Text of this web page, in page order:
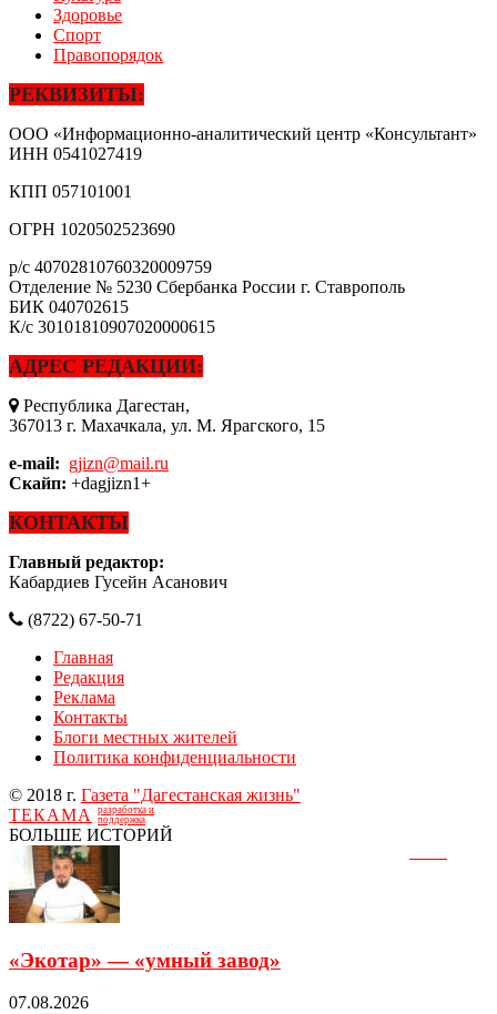
Здоровье
Спорт
Правопорядок
РЕКВИЗИТЫ:
ООО «Информационно-аналитический центр «Консультант»
ИНН 0541027419
КПП 057101001
ОГРН 1020502523690
р/с 40702810760320009759
Отделение № 5230 Сбербанка России г. Ставрополь
БИК 040702615
К/с 30101810907020000615
АДРЕС РЕДАКЦИИ:
Республика Дагестан,
367013 г. Махачкала, ул. М. Ярагского, 15
e-mail: gjizn@mail.ru
Скайп: +dagjizn1+
КОНТАКТЫ
Главный редактор:
Кабардиев Гусейн Асанович
(8722) 67-50-71
Главная
Редакция
Реклама
Контакты
Блоги местных жителей
Политика конфиденциальности
© 2018 г. Газета "Дагестанская жизнь"
ТЕКАМА
разработка и
поддержка
БОЛЬШЕ ИСТОРИЙ
«Экотар» — «умный завод»
07.08.2026